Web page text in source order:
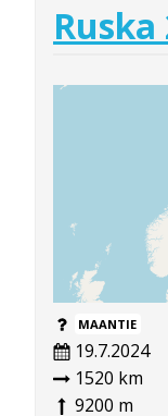
Ruska
MAANTIE
19.7.2024
1520 km
9200 m